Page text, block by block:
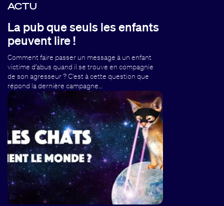
ACTU
La pub que seuls les enfants
peuvent lire !
Comment faire passer un message à un enfant
victime d’abus quand il se trouve en compagnie
de son agresseur ? C'est à cette question que
répond la dernière campagne…